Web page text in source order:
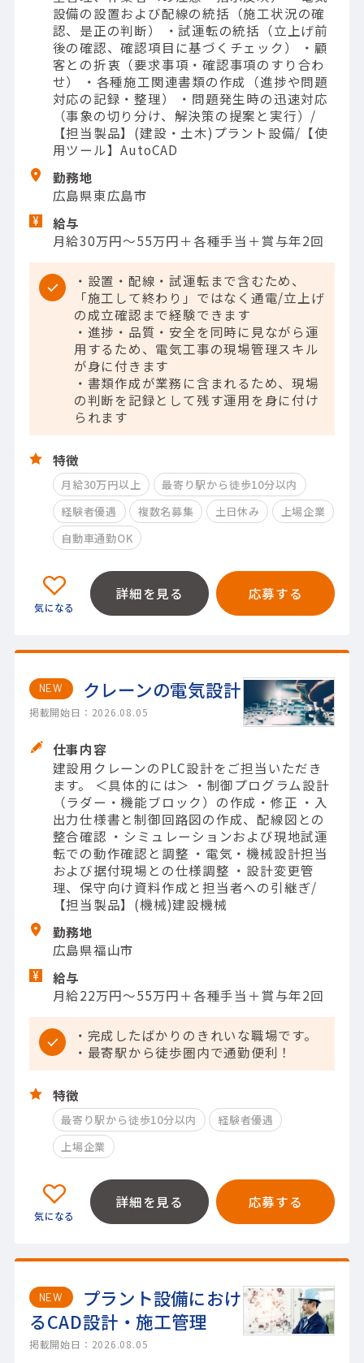
設備の設置および配線の統括（施工状況の確
認、是正の判断） ・試運転の統括（立上げ前
後の確認、確認項目に基づくチェック） ・顧
客との折衷（要求事項・確認事項のすり合わ
せ） ・各種施工関連書類の作成（進捗や問題
対応の記録・整理） ・問題発生時の迅速対応
（事象の切り分け、解決策の提案と実行）/
【担当製品】(建設・土木)プラント設備/【使
用ツール】AutoCAD
勤務地
広島県東広島市
給与
月給30万円～55万円＋各種手当＋賞与年2回
・設置・配線・試運転まで含むため、
「施工して終わり」ではなく通電/立上げ
の成立確認まで経験できます
・進捗・品質・安全を同時に見ながら運
用するため、電気工事の現場管理スキル
が身に付きます
・書類作成が業務に含まれるため、現場
の判断を記録として残す運用を身に付け
られます
特徴
月給30万円以上
最寄り駅から徒歩10分以内
経験者優遇
複数名募集 土日休み
上場企業
自動車通勤OK
詳細を見る 応募する
NEW クレーンの電気設計
掲載開始日：2026.08.05
仕事内容
建設用クレーンのPLC設計をご担当いただき
ます。 ＜具体的には＞ ・制御プログラム設計
（ラダー・機能ブロック）の作成・修正 ・入
出力仕様書と制御回路図の作成、配線図との
整合確認 ・シミュレーションおよび現地試運
転での動作確認と調整 ・電気・機械設計担当
および据付現場との仕様調整 ・設計変更管
理、保守向け資料作成と担当者への引継ぎ/
【担当製品】(機械)建設機械
勤務地
広島県福山市
給与
月給22万円～55万円＋各種手当＋賞与年2回
・完成したばかりのきれいな職場です。
・最寄駅から徒歩圏内で通勤便利！
特徴
最寄り駅から徒歩10分以内
経験者優遇
上場企業
詳細を見る 応募する
NEW
プラント設備におけ
るCAD設計・施工管理
掲載開始日：2026.08.05